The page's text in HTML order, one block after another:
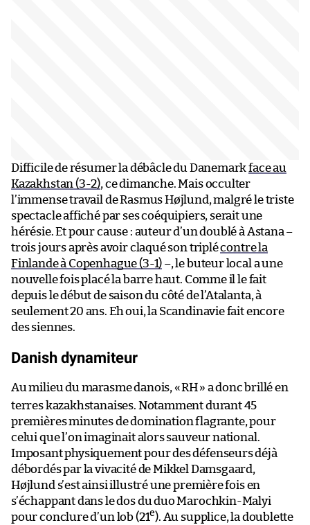
Difficile de résumer la débâcle du Danemarkface au
Kazakhstan (3-2), ce dimanche. Mais occulter
l’immense travail de Rasmus Højlund, malgré le triste
spectacle affiché par ses coéquipiers, serait une
hérésie. Et pour cause : auteur d’un doublé à Astana –
trois jours après avoir claqué son triplécontre la
Finlande à Copenhague (3-1) –, le buteur local a une
nouvelle fois placé la barre haut. Comme il le fait
depuis le début de saison du côté de l’Atalanta, à
seulement 20 ans. Eh oui, la Scandinavie fait encore
des siennes.
Danish dynamiteur
Au milieu du marasme danois, «RH» a donc brillé en
terres kazakhstanaises. Notamment durant 45
premières minutes de domination flagrante, pour
celui que l’on imaginait alors sauveur national.
Imposant physiquement pour des défenseurs déjà
débordés par la vivacité de Mikkel Damsgaard,
Højlund s’est ainsi illustré une première fois en
s’échappant dans le dos du duo Marochkin-Malyi
pour conclure d’un lob (21e). Au supplice, la doublette